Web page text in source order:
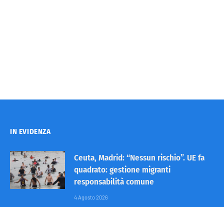
IN EVIDENZA
Ceuta, Madrid: “Nessun rischio”. UE fa
quadrato: gestione migranti
responsabilità comune
4 Agosto 2026